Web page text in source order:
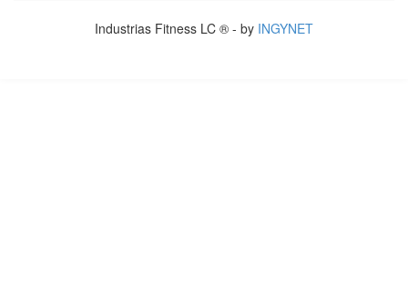
Industrias Fitness LC ® - by INGYNET